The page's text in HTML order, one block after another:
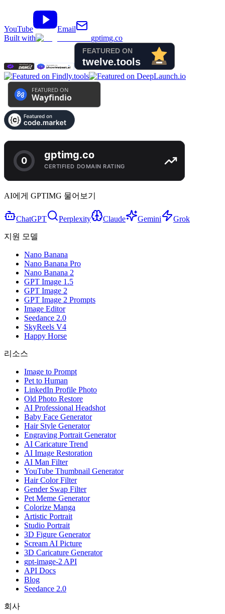
YouTube
Email
Built with
gptimg.co
AI에게 GPTIMG 물어보기
ChatGPT Perplexity Claude Gemini Grok
지원 모델
Nano Banana
Nano Banana Pro
Nano Banana 2
GPT Image 1.5
GPT Image 2
GPT Image 2 Prompts
Image Editor
Seedance 2.0
SkyReels V4
Happy Horse
리소스
Image to Prompt
Pet to Human
LinkedIn Profile Photo
Old Photo Restore
AI Professional Headshot
Baby Face Generator
Hair Style Generator
Engraving Portrait Generator
AI Caricature Trend
AI Image Restoration
AI Man Filter
YouTube Thumbnail Generator
Hair Color Filter
Gender Swap Filter
Pet Meme Generator
Colorize Manga
Artistic Portrait
Studio Portrait
3D Figure Generator
Scream AI Picture
3D Caricature Generator
gpt-image-2 API
API Docs
Blog
Seedance 2.0
회사